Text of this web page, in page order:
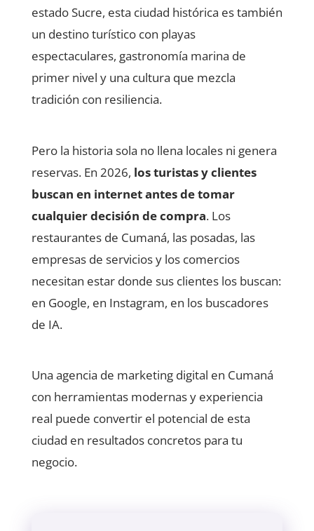
estado Sucre, esta ciudad histórica es también
un destino turístico con playas
espectaculares, gastronomía marina de
primer nivel y una cultura que mezcla
tradición con resiliencia.
Pero la historia sola no llena locales ni genera
reservas. En 2026, los turistas y clientes
buscan en internet antes de tomar
cualquier decisión de compra. Los
restaurantes de Cumaná, las posadas, las
empresas de servicios y los comercios
necesitan estar donde sus clientes los buscan:
en Google, en Instagram, en los buscadores
de IA.
Una agencia de marketing digital en Cumaná
con herramientas modernas y experiencia
real puede convertir el potencial de esta
ciudad en resultados concretos para tu
negocio.